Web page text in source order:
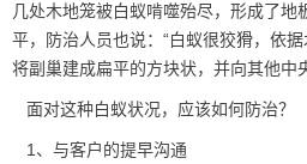
几处木地笼被白蚁啃噬殆尽，形成了地
平，防治人员也说：“白蚁很狡猾，依
将副巢建成扁平的方块状，并向其他中
面对这种白蚁状况，应该如何防治？
1、与客户的提早沟通